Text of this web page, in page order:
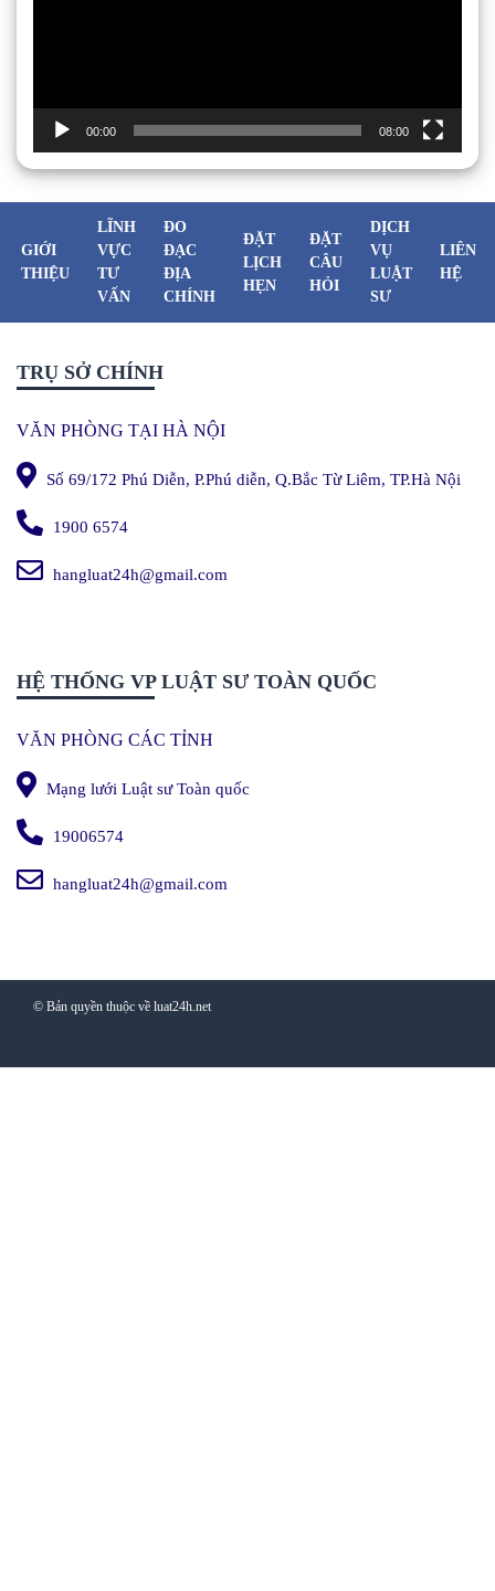
00:00 08:00
GIỚI
THIỆU
LĨNH
VỰC
TƯ
VẤN
ĐO
ĐẠC
ĐỊA
CHÍNH
ĐẶT
LỊCH
HẸN
ĐẶT
CÂU
HỎI
DỊCH
VỤ
LUẬT
SƯ
LIÊN
HỆ
TRỤ SỞ CHÍNH
VĂN PHÒNG TẠI HÀ NỘI
Số 69/172 Phú Diễn, P.Phú diễn, Q.Bắc Từ Liêm, TP.Hà Nội
1900 6574
hangluat24h@gmail.com
HỆ THỐNG VP LUẬT SƯ TOÀN QUỐC
VĂN PHÒNG CÁC TỈNH
Mạng lưới Luật sư Toàn quốc
19006574
hangluat24h@gmail.com
© Bản quyền thuộc về luat24h.net